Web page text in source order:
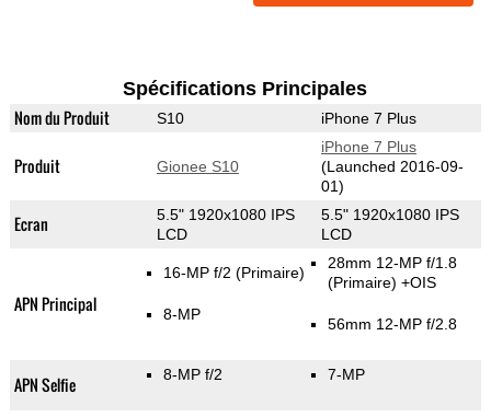
Spécifications Principales
Nom du Produit S10 iPhone 7 Plus
Produit Gionee S10
iPhone 7 Plus
(Launched 2016-09-
01)
Ecran
5.5" 1920x1080 IPS
LCD
5.5" 1920x1080 IPS
LCD
APN Principal
16-MP f/2 (Primaire)
8-MP
28mm 12-MP f/1.8
(Primaire) +OIS
56mm 12-MP f/2.8
APN Selfie 8-MP f/2 7-MP